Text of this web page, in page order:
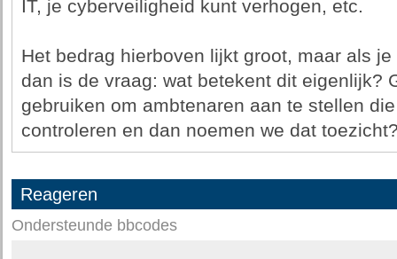
IT, je cyberveiligheid kunt verhogen, etc.
Het bedrag hierboven lijkt groot, maar als
dan is de vraag: wat betekent dit eigenlijk?
gebruiken om ambtenaren aan te stellen
controleren en dan noemen we dat
Reageren
Ondersteunde bbcodes